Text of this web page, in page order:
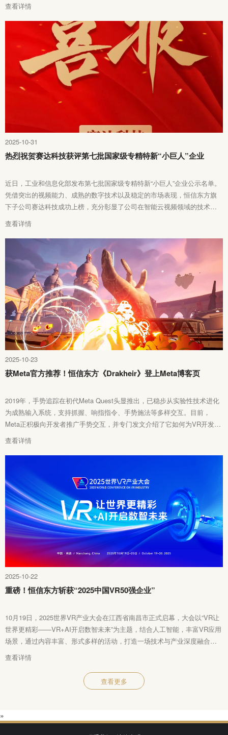
查看详情
2025-10-31
热烈祝贺赛达科技获评第七批国家级专精特新“小巨人”企业
近日，工业和信息化部发布第七批国家级专精特新“小巨人”企业公示名单。
凭借突出的视频能力、成熟的数字技术以及稳定的市场表现，恒信东方旗
下子公司赛达科技成功上榜，充分彰显了公司在智能云视频领域的技术领
先实力与行业影响力。
查看详情
2025-10-23
获Meta官方推荐！恒信东方《Drakheir》登上Meta博客页
2019年，手势追踪在初代Meta Quest头显推出，已稳步从实验性技术进化
为成熟输入系统，支持抓握、响指指令、手势施法等多样交互。目前，
Meta正积极向开发者推广手势交互，并专门发文介绍了它如何为VR开发者
开启新可能。日前，恒信东方基于UE5引擎自主研发的手势游戏
《Drakheir》登上Meta官方博客，详细展示了产品研发过程中的创新突破，
查看详情
2025-10-22
重磅！恒信东方斩获“2025中国VR50强企业”
10月19日，2025世界VR产业大会在江西省南昌市正式启幕，大会以“VR让
世界更精彩——VR+AI开启数智未来”为主题，结合人工智能，丰富VR应用
场景，通过内容丰富、形式多样的活动，打造一场技术与产业深度融合的
全球盛会。
查看详情
查看更多
»